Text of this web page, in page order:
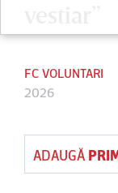
FC VOLUNTARI
2026
ADAUGĂ